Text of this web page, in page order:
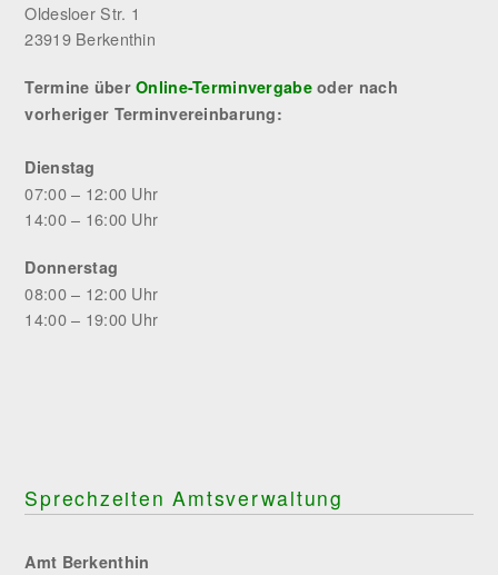
Oldesloer Str. 1
23919 Berkenthin
Termine überOnline-Terminvergabeoder nach
vorheriger Terminvereinbarung:
Dienstag
07:00 – 12:00 Uhr
14:00 – 16:00 Uhr
Donnerstag
08:00 – 12:00 Uhr
14:00 – 19:00 Uhr
Sprechzeiten Amtsverwaltung
Amt Berkenthin